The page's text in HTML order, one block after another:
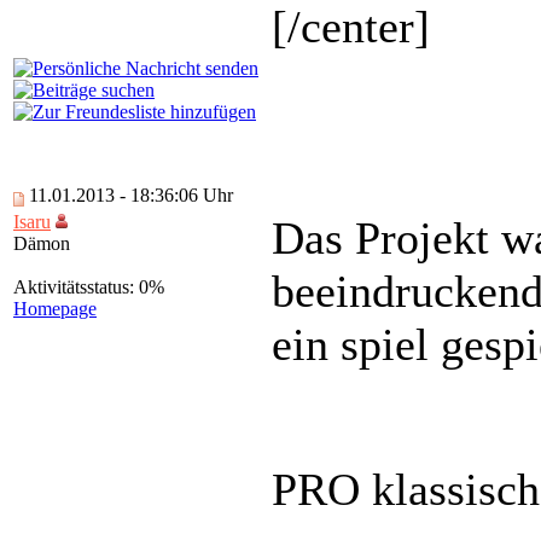
[/center]
11.01.2013 - 18:36:06 Uhr
Isaru
Dämon
Aktivitätsstatus: 0%
Homepage
Das Projekt
ein spiel
PRO